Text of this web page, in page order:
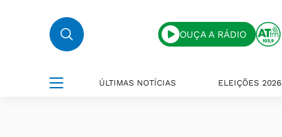
OUÇA A RÁDIO
ÚLTIMAS NOTÍCIAS ELEIÇÕES 2026